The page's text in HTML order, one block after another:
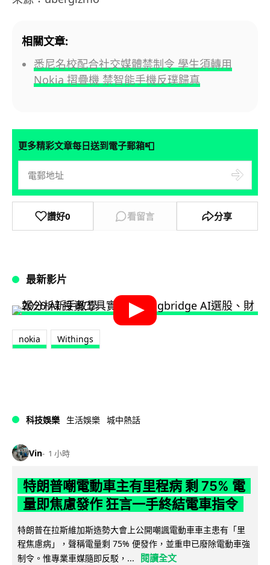
相關文章:
悉尼名校配合社交媒體禁制令 學生須轉用
Nokia 摺疊機 禁智能手機反璞歸真
更多精彩文章每日送到電子郵箱📮
讚好0 看留言 分享
最新影片
nokia Withings
科技娛樂 生活娛樂 城中熱話
Vin 1 小時
特朗普嘲電動車主有里程病 剩 75% 電
量即焦慮發作 狂言一手終結電車指令
特朗普在拉斯維加斯造勢大會上公開嘲諷電動車車主患有「里
程焦慮病」，聲稱電量剩 75% 便發作，並重申已廢除電動車強
制令。惟專業車媒隨即反駁，...
閱讀全文